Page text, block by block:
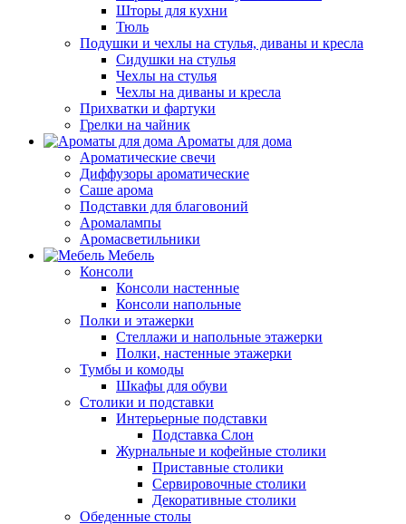
Шторы для кухни
Тюль
Подушки и чехлы на стулья, диваны и кресла
Сидушки на стулья
Чехлы на стулья
Чехлы на диваны и кресла
Прихватки и фартуки
Грелки на чайник
Ароматы для дома
Ароматические свечи
Диффузоры ароматические
Саше арома
Подставки для благовоний
Аромалампы
Аромасветильники
Мебель
Консоли
Консоли настенные
Консоли напольные
Полки и этажерки
Стеллажи и напольные этажерки
Полки, настенные этажерки
Тумбы и комоды
Шкафы для обуви
Столики и подставки
Интерьерные подставки
Подставка Слон
Журнальные и кофейные столики
Приставные столики
Сервировочные столики
Декоративные столики
Обеденные столы